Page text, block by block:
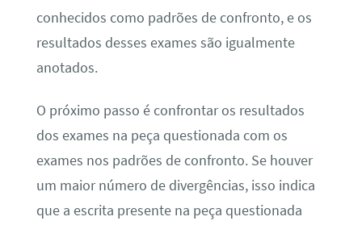
conhecidos como padrões de confronto, e os
resultados desses exames são igualmente
anotados.
O próximo passo é confrontar os resultados
dos exames na peça questionada com os
exames nos padrões de confronto. Se houver
um maior número de divergências, isso indica
que a escrita presente na peça questionada